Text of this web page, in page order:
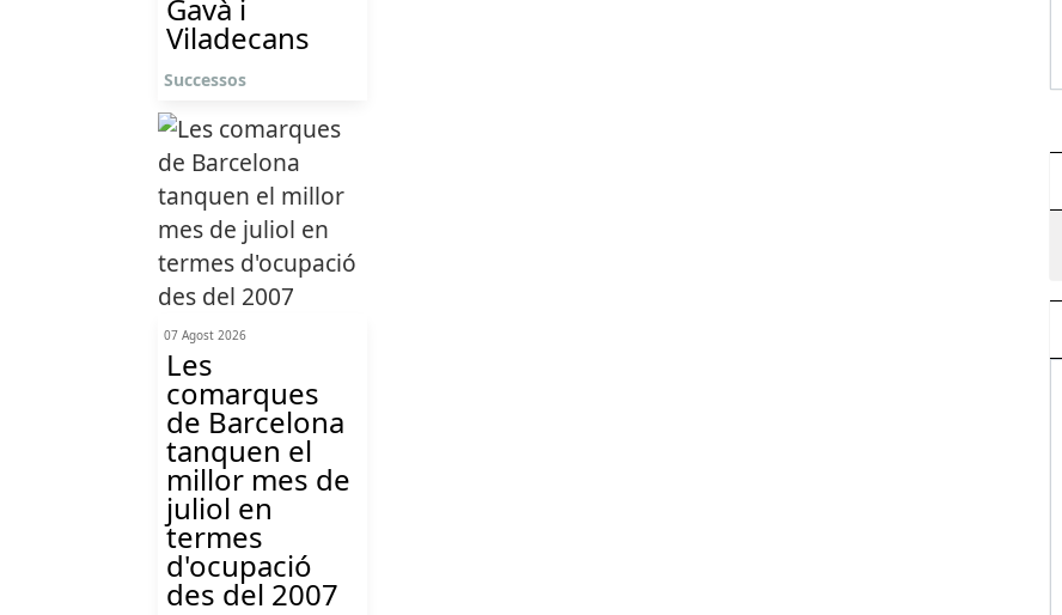
Gavà i
Viladecans
Successos
07 Agost 2026
Les
comarques
de Barcelona
tanquen el
millor mes de
juliol en
termes
d'ocupació
des del 2007